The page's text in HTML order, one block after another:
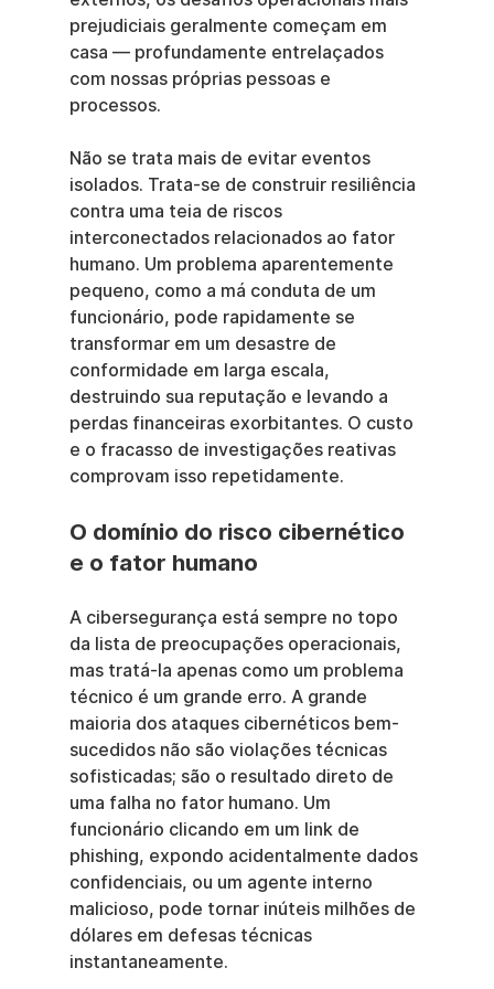
prejudiciais geralmente começam em
casa — profundamente entrelaçados
com nossas próprias pessoas e
processos.
Não se trata mais de evitar eventos
isolados. Trata-se de construir resiliência
contra uma teia de riscos
interconectados relacionados ao fator
humano. Um problema aparentemente
pequeno, como a má conduta de um
funcionário, pode rapidamente se
transformar em um desastre de
conformidade em larga escala,
destruindo sua reputação e levando a
perdas financeiras exorbitantes. O custo
e o fracasso de investigações reativas
comprovam isso repetidamente.
O domínio do risco cibernético
e o fator humano
A cibersegurança está sempre no topo
da lista de preocupações operacionais,
mas tratá-la apenas como um problema
técnico é um grande erro. A grande
maioria dos ataques cibernéticos bem-
sucedidos não são violações técnicas
sofisticadas; são o resultado direto de
uma falha no fator humano. Um
funcionário clicando em um link de
phishing, expondo acidentalmente dados
confidenciais, ou um agente interno
malicioso, pode tornar inúteis milhões de
dólares em defesas técnicas
instantaneamente.